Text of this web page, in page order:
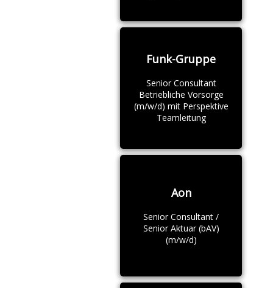
Funk-Gruppe
Senior Consultant
Betriebliche Vorsorge
(m/w/d) mit Perspektive
Teamleitung
Aon
Senior Consultant /
Senior Aktuar (bAV)
(m/w/d)